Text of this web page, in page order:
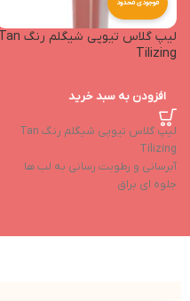
موجودی محدود
لیپ گلاس تیوپی شیگلم رنگ Tan
Tilizing
افزودن به سبد خرید
لیپ گلاس تیوپی شیگلم رنگ Tan
Tilizing
آبرسانی و رطوبت رسانی به لب ها
جلوه ای براق